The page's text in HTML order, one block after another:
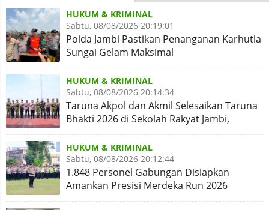
HUKUM & KRIMINAL
Sabtu, 08/08/2026 20:19:01
Polda Jambi Pastikan Penanganan Karhutla
Sungai Gelam Maksimal
HUKUM & KRIMINAL
Sabtu, 08/08/2026 20:14:34
Taruna Akpol dan Akmil Selesaikan Taruna
Bhakti 2026 di Sekolah Rakyat Jambi,
Kegiatan Aman Lancar
HUKUM & KRIMINAL
Sabtu, 08/08/2026 20:12:44
1.848 Personel Gabungan Disiapkan
Amankan Presisi Merdeka Run 2026